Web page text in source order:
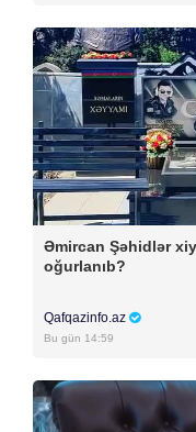
Əmircan Şəhidlər
oğurlanıb?
Qafqazinfo.az
Bu gün 14:59